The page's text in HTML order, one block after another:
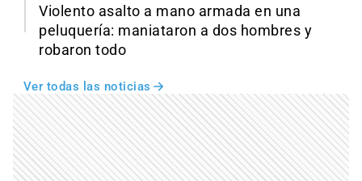
Violento asalto a mano armada en una
peluquería: maniataron a dos hombres y
robaron todo
Ver todas las noticias